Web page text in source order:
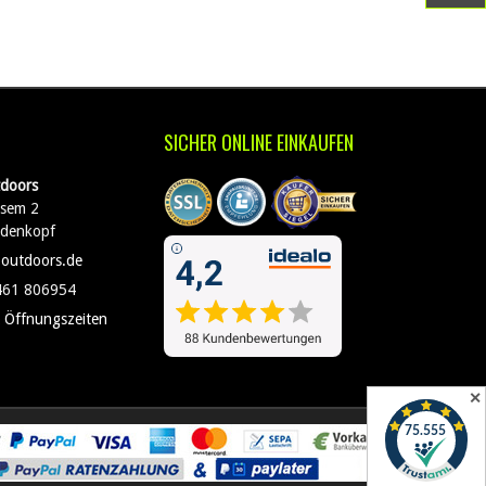
2
806954
SICHER ONLINE EINKAUFEN
✕